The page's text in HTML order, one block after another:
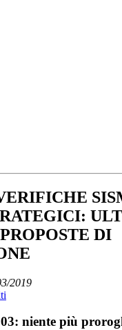
DI
2019
niente più